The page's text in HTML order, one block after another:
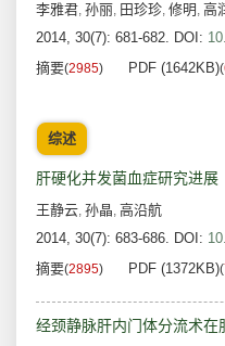
李雅君, 孙丽, 田珍珍, 修明 , 高
2014, 30(7): 681-682. DOI:
摘要(2985) PDF (1642KB)(
综述
肝硬化并发菌血症研究进展
王静云, 孙晶, 高沿航
2014, 30(7): 683-686. DOI:
摘要(2895) PDF (1372KB)(
经颈静脉肝内门体分流术在